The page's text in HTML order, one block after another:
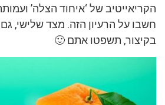
הקריאייטיב של ‘איחוד הצלה’
חשבו על הרעיון הזה. מצד שלישי,
בקיצור, תשפטו אתם 🙂